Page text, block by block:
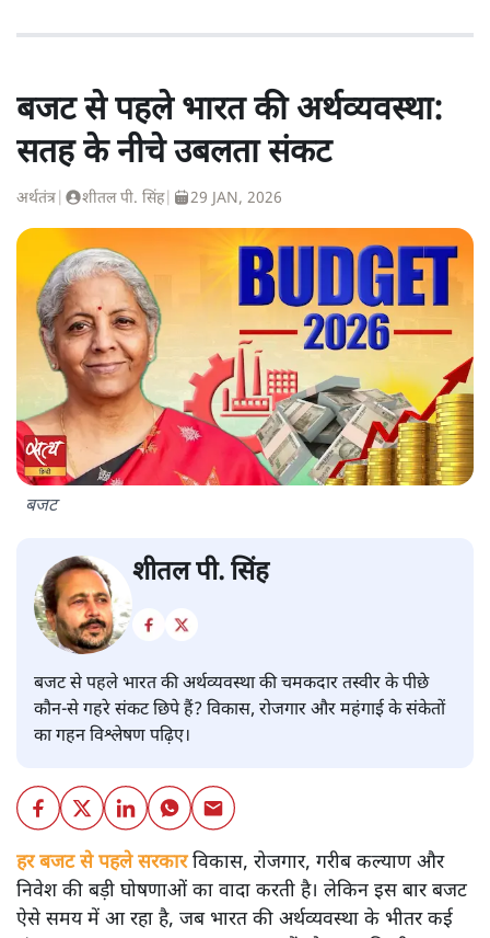
बजट से पहले भारत की अर्थव्यवस्था:
सतह के नीचे उबलता संकट
अर्थतंत्र शीतल पी. सिंह| 29 JAN, 2026
बजट
शीतल पी. सिंह
बजट से पहले भारत की अर्थव्यवस्था की चमकदार तस्वीर के पीछे
कौन-से गहरे संकट छिपे हैं? विकास, रोजगार और महंगाई के संकेतों
का गहन विश्लेषण पढ़िए।
हर बजट से पहले सरकारविकास, रोजगार, गरीब कल्याण और
निवेश की बड़ी घोषणाओं का वादा करती है। लेकिन इस बार बजट
ऐसे समय में आ रहा है, जब भारत की अर्थव्यवस्था के भीतर कई